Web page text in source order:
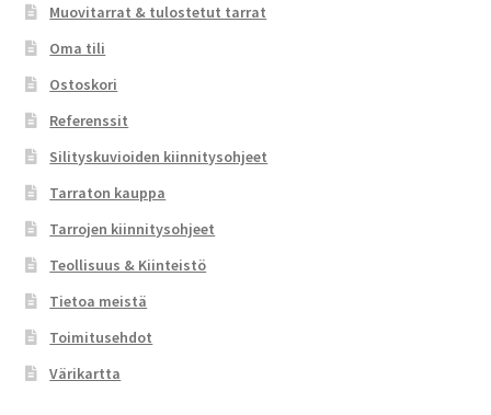
Muovitarrat & tulostetut tarrat
Oma tili
Ostoskori
Referenssit
Silityskuvioiden kiinnitysohjeet
Tarraton kauppa
Tarrojen kiinnitysohjeet
Teollisuus & Kiinteistö
Tietoa meistä
Toimitusehdot
Värikartta